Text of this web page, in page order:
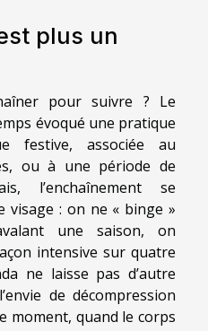
plus un
pour suivre ? Le
évoqué une pratique
festive, associée au
ou à une période de
l’enchaînement se
visage : on ne « binge »
une saison, on
intensive sur quatre
ne laisse pas d’autre
de décompression
moment, quand le corps